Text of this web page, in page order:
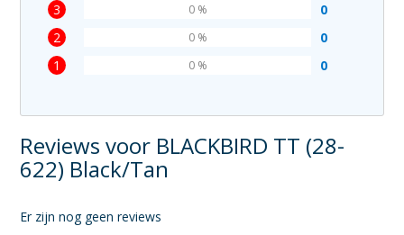
3 0
0 %
2 0
0 %
1 0
0 %
Reviews voor BLACKBIRD TT (28-
622) Black/Tan
Er zijn nog geen reviews